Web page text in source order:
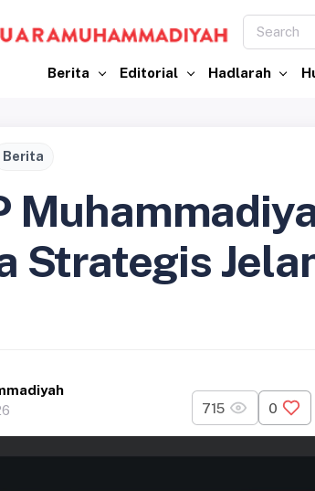
Berita Editorial Hadlarah
Berita
Strategis
715 0